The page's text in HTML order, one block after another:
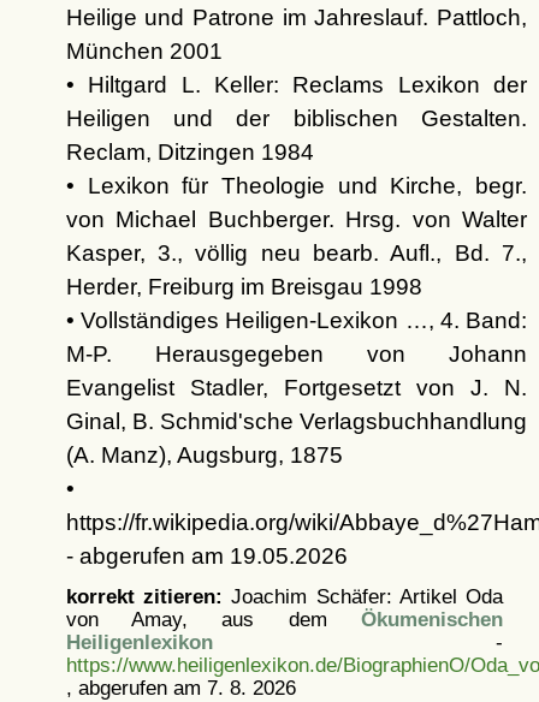
Heilige und Patrone im Jahreslauf. Pattloch,
München 2001
• Hiltgard L. Keller: Reclams Lexikon der
Heiligen und der biblischen Gestalten.
Reclam, Ditzingen 1984
• Lexikon für Theologie und Kirche, begr.
von Michael Buchberger. Hrsg. von Walter
Kasper, 3., völlig neu bearb. Aufl., Bd. 7.,
Herder, Freiburg im Breisgau 1998
• Vollständiges Heiligen-Lexikon …, 4. Band:
M-P. Herausgegeben von Johann
Evangelist Stadler, Fortgesetzt von J. N.
Ginal, B. Schmid'sche Verlagsbuchhandlung
(A. Manz), Augsburg, 1875
•
https://fr.wikipedia.org/wiki/
- abgerufen am 19.05.2026
korrekt zitieren: Joachim Schäfer: ArtikelOda
von Amay, aus dem Ökumenischen
Heiligenlexikon-
https://www.heiligenlexikon.de/BiographienO/
, abgerufen am 7. 8. 2026